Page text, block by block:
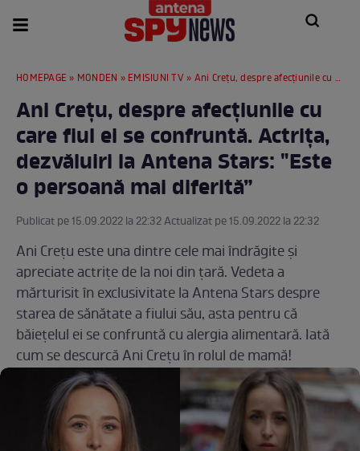
HOMEPAGE » MONDEN » EMISIUNI TV » Ani Crețu, despre afecțiunile cu care fiul ei se confruntă. Actrița, dezvăluiri la Antena Stars: "Este o persoană mai diferită”
Ani Crețu, despre afecțiunile cu
care fiul ei se confruntă. Actrița,
dezvăluiri la Antena Stars: "Este
o persoană mai diferită”
Publicat pe 15.09.2022 la 22:32 Actualizat pe 15.09.2022 la 22:32
Ani Crețu este una dintre cele mai îndrăgite și
apreciate actrițe de la noi din țară. Vedeta a
mărturisit în exclusivitate la Antena Stars despre
starea de sănătate a fiului său, asta pentru că
băiețelul ei se confruntă cu alergia alimentară. Iată
cum se descurcă Ani Crețu în rolul de mamă!